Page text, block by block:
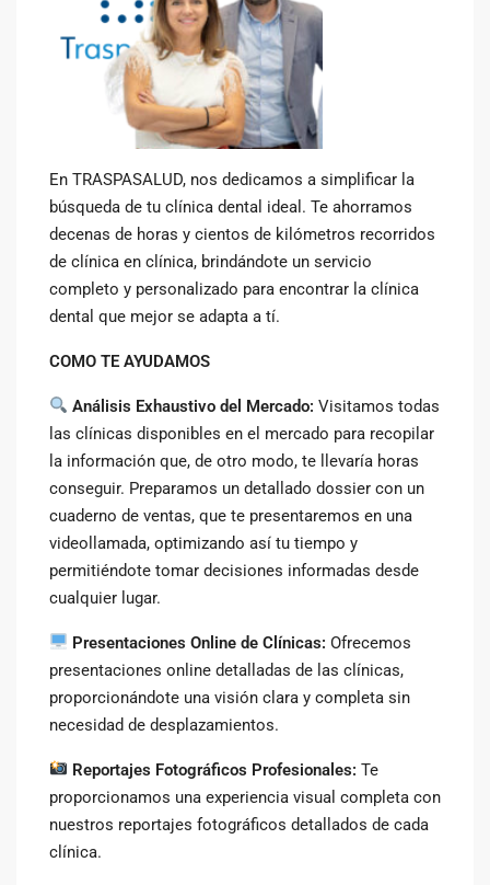
En TRASPASALUD, nos dedicamos a simplificar la
búsqueda de tu clínica dental ideal. Te ahorramos
decenas de horas y cientos de kilómetros recorridos
de clínica en clínica, brindándote un servicio
completo y personalizado para encontrar la clínica
dental que mejor se adapta a tí.
COMO TE AYUDAMOS
Análisis Exhaustivo del Mercado: Visitamos todas
las clínicas disponibles en el mercado para recopilar
la información que, de otro modo, te llevaría horas
conseguir. Preparamos un detallado dossier con un
cuaderno de ventas, que te presentaremos en una
videollamada, optimizando así tu tiempo y
permitiéndote tomar decisiones informadas desde
cualquier lugar.
Presentaciones Online de Clínicas: Ofrecemos
presentaciones online detalladas de las clínicas,
proporcionándote una visión clara y completa sin
necesidad de desplazamientos.
Reportajes Fotográficos Profesionales: Te
proporcionamos una experiencia visual completa con
nuestros reportajes fotográficos detallados de cada
clínica.